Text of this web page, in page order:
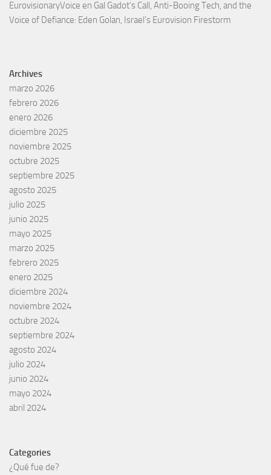
EurovisionaryVoice en Gal Gadot’s Call, Anti-Booing Tech, and the
Voice of Defiance: Eden Golan, Israel’s Eurovision Firestorm
Archives
marzo 2026
febrero 2026
enero 2026
diciembre 2025
noviembre 2025
octubre 2025
septiembre 2025
agosto 2025
julio 2025
junio 2025
mayo 2025
marzo 2025
febrero 2025
enero 2025
diciembre 2024
noviembre 2024
octubre 2024
septiembre 2024
agosto 2024
julio 2024
junio 2024
mayo 2024
abril 2024
Categories
¿Qué fue de?